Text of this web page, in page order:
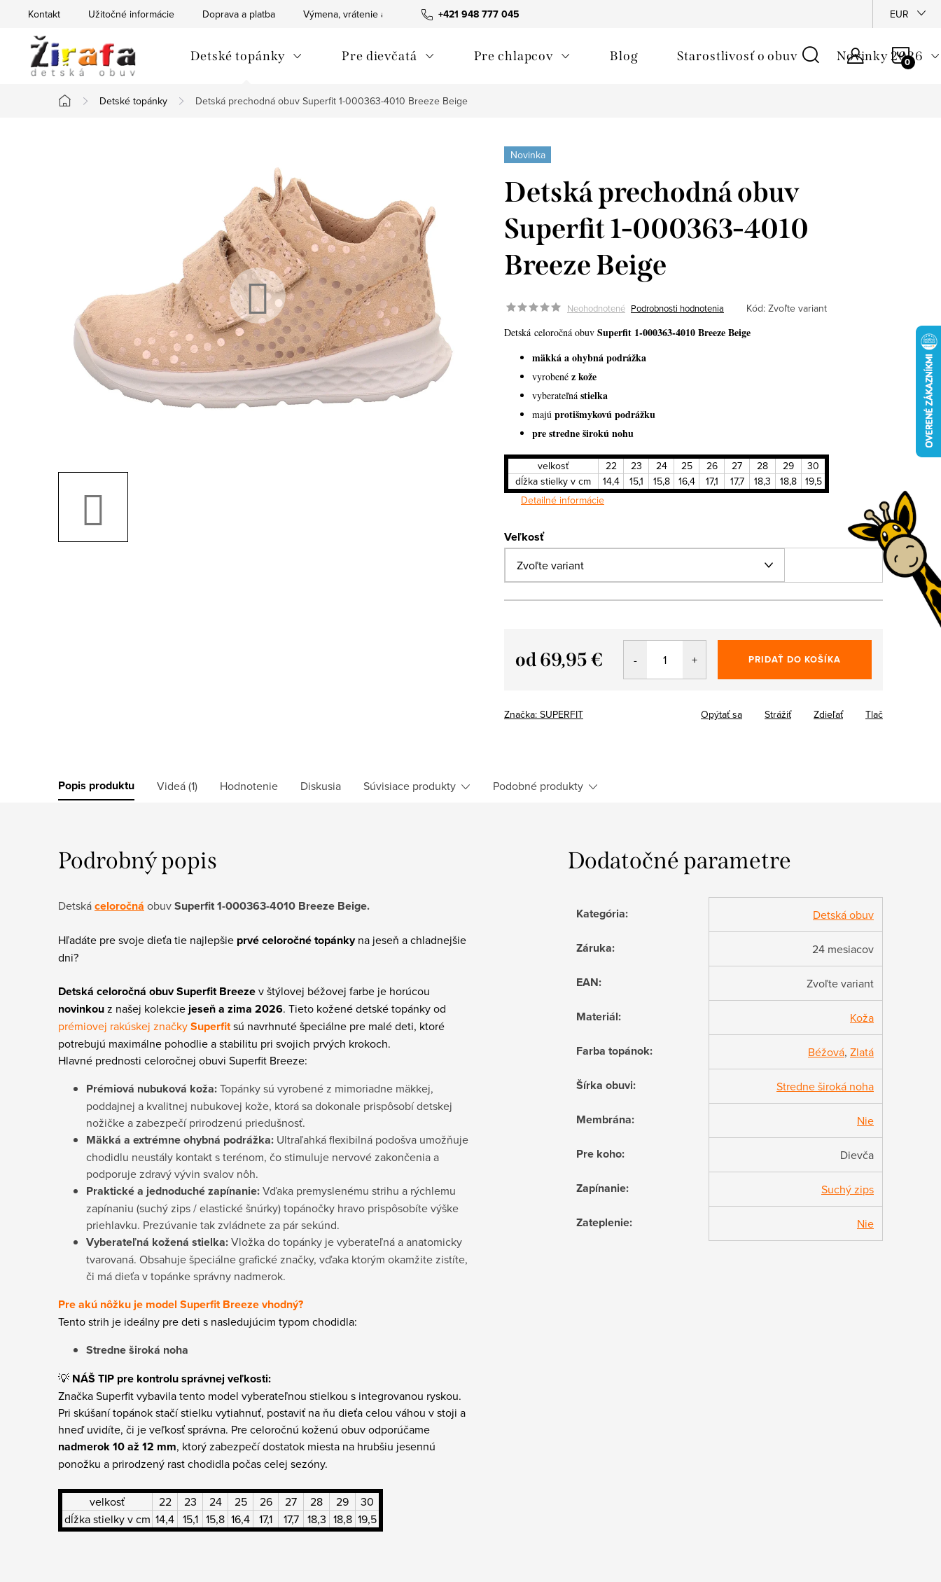
+421 948 777 045
Kontakt Užitočné informácie Doprava a platba Výmena, vrátenie a reklamácie tovaru Ako nakupovať Ochrana osobných
EUR
Detské topánky Pre dievčatá Pre chlapcov Blog Starostlivosť o obuv Novinky 2026
Domov
Detské topánky Detská prechodná obuv Superfit 1-000363-4010 Breeze Beige
Novinka
Detská prechodná obuv
Superfit 1-000363-4010
Breeze Beige
Neohodnotené Podrobnosti hodnotenia Kód: Zvoľte variant
Detská celoročná obuv Superfit 1-000363-4010 Breeze Beige
mäkká a ohybná podrážka
vyrobené z kože
vyberateľná stielka
majú protišmykovú podrážku
pre stredne širokú nohu
velkosť 22 23 24 25 26 27 28 29
30
dĺžka stielky v cm
14,4 15,1 15,8 16,4 17,1 17,7 18,3 18,8 19,5
Detailné informácie
Veľkosť
od69,95 € PRIDAŤ DO KOŠÍKA
Značka: SUPERFIT Tlač
Opýtať sa Strážiť Zdieľať
Popis produktu Videá (1) Hodnotenie Diskusia Súvisiace produkty Podobné produkty
Podrobný popis
Detskáceloročná obuvSuperfit 1-000363-4010 Breeze Beige.
Hľadáte pre svoje dieťa tie najlepšie prvé celoročné topánkyna jeseň a chladnejšie
dni?
Detská celoročná obuv Superfit Breezev štýlovej béžovej farbe je horúcou
novinkouz našej kolekciejeseň a zima 2026. Tieto kožené detské topánky od
prémiovej rakúskej značkySuperfitsú navrhnuté špeciálne pre malé deti, ktoré
potrebujú maximálne pohodlie a stabilitu pri svojich prvých krokoch.
Hlavné prednosti celoročnej obuvi Superfit Breeze:
Prémiová nubuková koža:Topánky sú vyrobené z mimoriadne mäkkej,
poddajnej a kvalitnej nubukovej kože, ktorá sa dokonale prispôsobí detskej
nožičke a zabezpečí prirodzenú priedušnosť.
Mäkká a extrémne ohybná podrážka: Ultraľahká flexibilná podošva umožňuje
chodidlu neustály kontakt s terénom, čo stimuluje nervové zakončenia a
podporuje zdravý vývin svalov nôh.
Praktické a jednoduché zapínanie:Vďaka premyslenému strihu a rýchlemu
zapínaniu (suchý zips / elastické šnúrky) topánočky hravo prispôsobíte výške
priehlavku. Prezúvanie tak zvládnete za pár sekúnd.
Vyberateľná kožená stielka:Vložka do topánky je vyberateľná a anatomicky
tvarovaná. Obsahuje špeciálne grafické značky, vďaka ktorým okamžite zistíte,
či má dieťa v topánke správny nadmerok.
Pre akú nôžku je model Superfit Breeze vhodný?
Tento strih je ideálny pre deti s nasledujúcim typom chodidla:
Stredne široká noha
💡 NÁŠ TIP pre kontrolu správnej veľkosti:
Značka Superfit vybavila tento model vyberateľnou stielkou s integrovanou ryskou.
Pri skúšaní topánok stačí stielku vytiahnuť, postaviť na ňu dieťa celou váhou v stoji a
hneď uvidíte, či je veľkosť správna. Pre celoročnú koženú obuv odporúčame
nadmerok 10 až 12 mm, ktorý zabezpečí dostatok miesta na hrubšiu jesennú
ponožku a prirodzený rast chodidla počas celej sezóny.
velkosť 22 23 24 25 26 27 28 29
30
dĺžka stielky v cm 14,4 15,1 15,8 16,4 17,1 17,7 18,3 18,8 19,5
Dodatočné parametre
Kategória: Detská obuv
Záruka: 24 mesiacov
EAN: Zvoľte variant
Materiál: Koža
Farba topánok: Béžová, Zlatá
Šírka obuvi: Stredne široká noha
Membrána: Nie
Pre koho: Dievča
Zapínanie: Suchý zips
Zateplenie: Nie